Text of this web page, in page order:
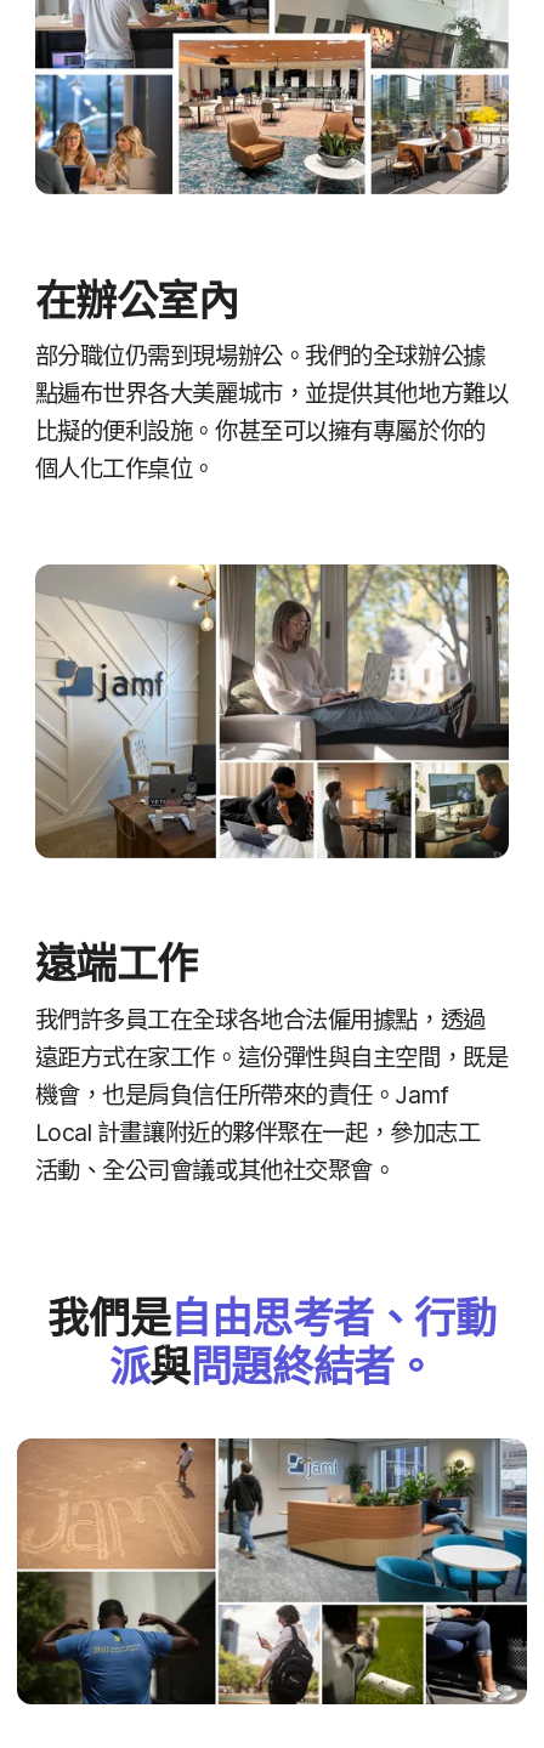
在​辦公室​內
部分​職位​仍​需​到​現場​辦公。​我們​的​全球​辦​公據​
點遍布世界​各​大​美麗​城市，​並​提供​其他​地方​難​以​
比擬​的​便利​設施。​你​甚​至​可以​擁有​專屬​於​你​的​
個人​化​工作​桌位。
遠端​工作
我們​許多​員工​在​全球​各​地合法​僱​用據​點，​透過​
遠距​方式​在​家​工作。​這​份​彈性​與​自主空間，​既​是​
機會，​也​是​肩負​信任​所​帶來​的​責任。 Jamf
Local 計畫​讓​附近​的​夥伴聚​在​一起，​參加​志工​
活動、​全​公司​會議​或​其他​社交聚會。
我們​是自由​思考者、​行動​
派與問題​終​結者。